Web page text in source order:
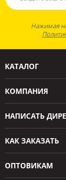
Нажимая
КАТАЛОГ
КОМПАНИЯ
НАПИСАТЬ
КАК ЗАКАЗАТЬ
ОПТОВИКАМ